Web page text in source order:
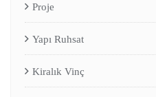
Proje
Yapı Ruhsat
Kiralık Vinç